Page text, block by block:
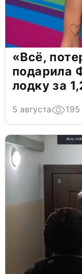
«Всё,
подарила
лодку за
5 августа 195